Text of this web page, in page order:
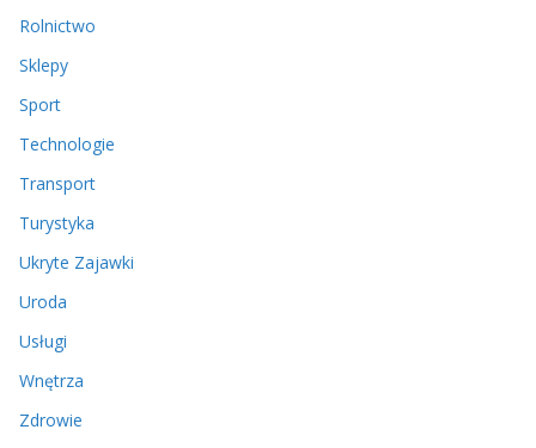
Rolnictwo
Sklepy
Sport
Technologie
Transport
Turystyka
Ukryte Zajawki
Uroda
Usługi
Wnętrza
Zdrowie